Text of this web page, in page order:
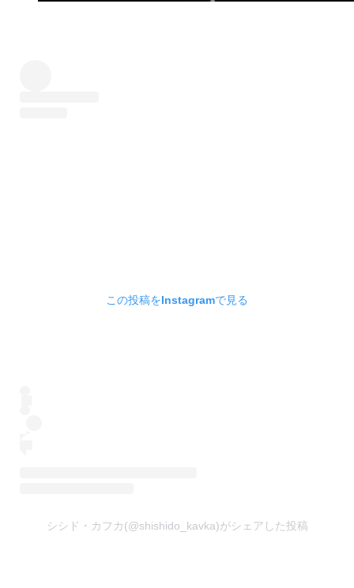
この投稿をInstagramで見る
シシド・カフカ(@shishido_kavka)がシェアした投稿